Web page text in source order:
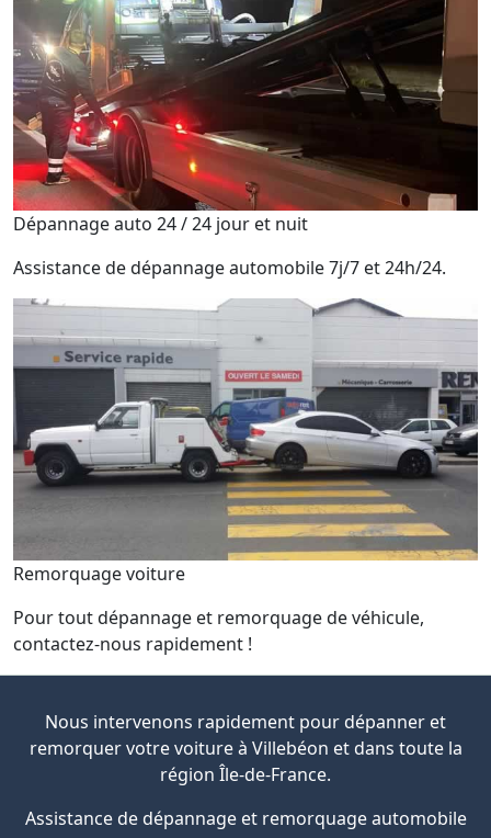
Dépannage auto 24 / 24 jour et nuit
Assistance de dépannage automobile 7j/7 et 24h/24.
Remorquage voiture
Pour tout dépannage et remorquage de véhicule,
contactez-nous rapidement !
Nous intervenons rapidement pour dépanner et
remorquer votre voiture à Villebéon et dans toute la
région Île-de-France.
Assistance de dépannage et remorquage automobile